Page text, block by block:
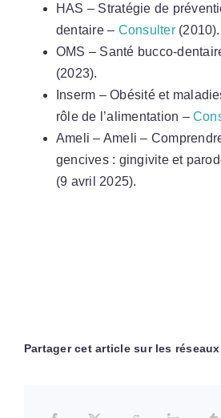
HAS – Stratégie de
dentaire – Consulter(2010).
OMS – Santé bucco-
(2023).
Inserm – Obésité et
rôle de l’alimentation –
Ameli – Ameli –
gencives : gingivite et
(9 avril 2025).
Partager cet article sur les